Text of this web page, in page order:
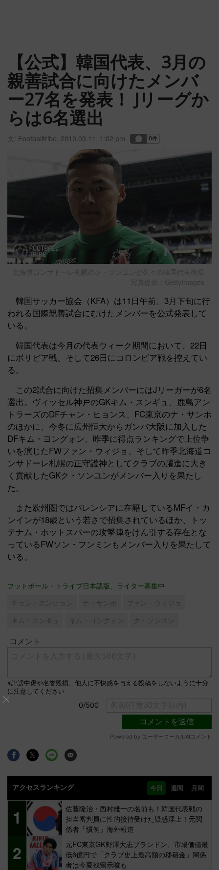
【公式】韓国代表、3月の
親善試合に向けたメンバ
ー27名を発表！ Jリーグか
らは6名選出
文: Footballtribe 2019.03.11. 1:02 pm
北海道コンサドーレ札幌のク・ソンユンが久々の韓国代表復帰
写真提供：GettyImages
韓国サッカー協会（KFA）は11日午前、3月下旬に行
われる国際親善試合にむけたメンバーを公式発表して
いる。
韓国代表は今月の代表ウィーク期間において、22日
にボリビア戦、そして26日にコロンビア戦を控えてい
る。
この2試合に向けた招集メンバーにはJリーガーが6名
選出。ヴィッセル神戸のGKキム・スンギュ、鹿島アン
トラーズのDFチャン・ヒョンス、FC東京のナ・サンホ
のほかに、今冬に広州恒大からガンバ大阪に加入した
DFキム・ヨングォン、昨季に得点ランキングで上位争
いを演じたFWファン・ウィジョ、そして昨季北海道コ
ンサドーレ札幌の正守護神としてクラブの躍進に大き
く貢献したGKク・ソンユンがメンバー入りを果たし
た。
また欧州圏ではバレンシアに在籍しているMFイ・カ
ンインが18歳という若さで招集されているほか、トッ
テナム・ホットスパーの攻撃陣をけん引する存在とな
っているFWソン・フンミンもメンバー入りを果たして
いる。
フットボール・トライブ日本語版、ライター募集中
チョン・スンヒョン ナ・サンホ
ファン・ウィジョ
キム・スンギュ
キム・ヨングォン ク・ソンユン
アクセスランキング 今日 週間 月間
1
佐藤隆治・西村雄一の名前も！韓国代表戦の
担当審判員に性的接待受けた疑惑浮上！元関
係者「慣例」海外報道
2
元FC東京GK野澤大志ブランドン、市場価値最
低6億円で「クラブ史上最高額の移籍金」関係
者は今夏残留示唆も